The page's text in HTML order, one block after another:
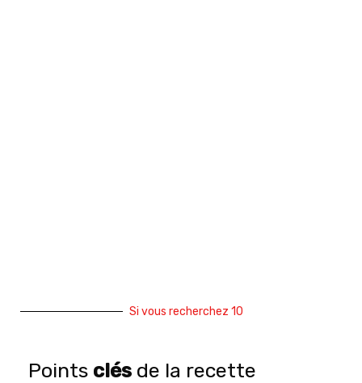
Si vous recherchez 10
Points clés de la recette